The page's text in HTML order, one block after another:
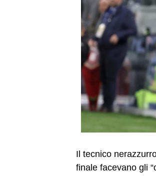
Il tecnico
finale facevano gli